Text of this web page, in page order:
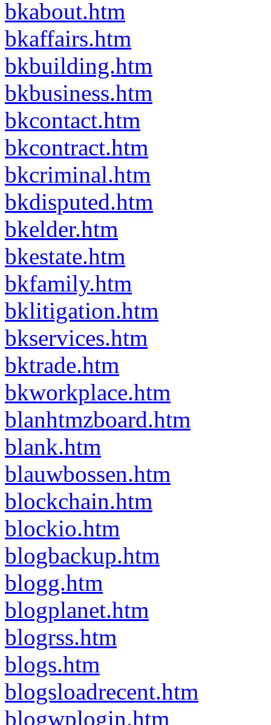
bkabout.htm
bkaffairs.htm
bkbuilding.htm
bkbusiness.htm
bkcontact.htm
bkcontract.htm
bkcriminal.htm
bkdisputed.htm
bkelder.htm
bkestate.htm
bkfamily.htm
bklitigation.htm
bkservices.htm
bktrade.htm
bkworkplace.htm
blanhtmzboard.htm
blank.htm
blauwbossen.htm
blockchain.htm
blockio.htm
blogbackup.htm
blogg.htm
blogplanet.htm
blogrss.htm
blogs.htm
blogsloadrecent.htm
blogwplogin.htm